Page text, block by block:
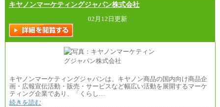
キヤノンマーケティングジャパン株式会社
02月12日更新
キヤノンマーケティングジャパンは、キヤノン商品の国内向け商品企
画・広報宣伝活動・販売・サービスなど幅広い活動を展開するマーケ
ティング企業であり、「くらし…
続きを読む